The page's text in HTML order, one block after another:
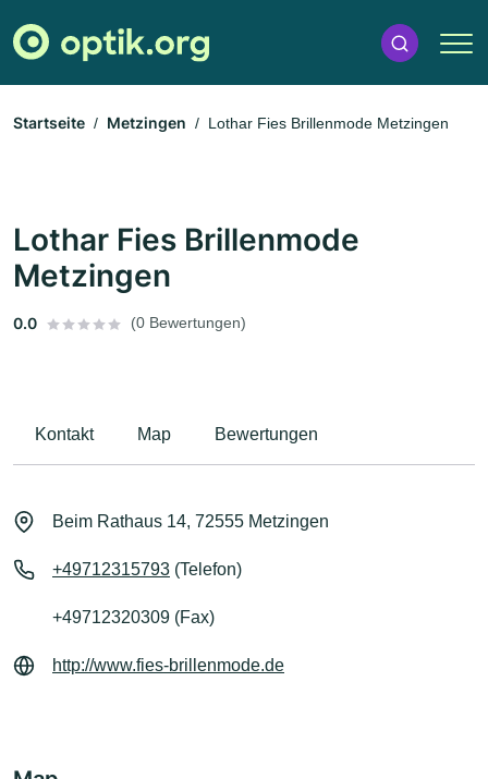
Startseite Metzingen Lothar Fies Brillenmode Metzingen
Lothar Fies Brillenmode
Metzingen
0.0 (0 Bewertungen)
Kontakt Map Bewertungen
Beim Rathaus 14, 72555 Metzingen
+49712315793 (Telefon)
+49712320309 (Fax)
http://www.fies-brillenmode.de